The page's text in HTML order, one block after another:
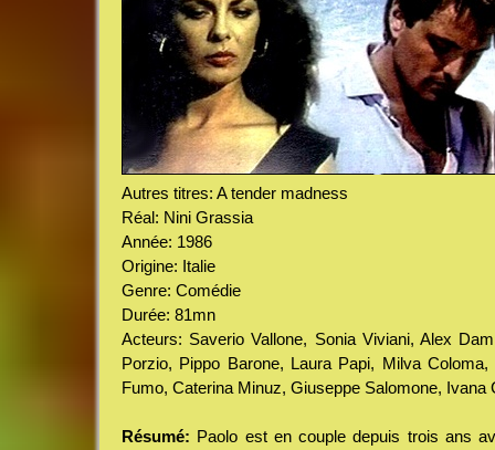
Autres titres: A tender madness
Réal: Nini Grassia
Année: 1986
Origine: Italie
Genre: Comédie
Durée: 81mn
Acteurs: Saverio Vallone, Sonia Viviani, Alex
Porzio, Pippo Barone, Laura Papi, Milva
Fumo, Caterina Minuz, Giuseppe Salomone, Ivana
Résumé: Paolo est en couple depuis trois ans